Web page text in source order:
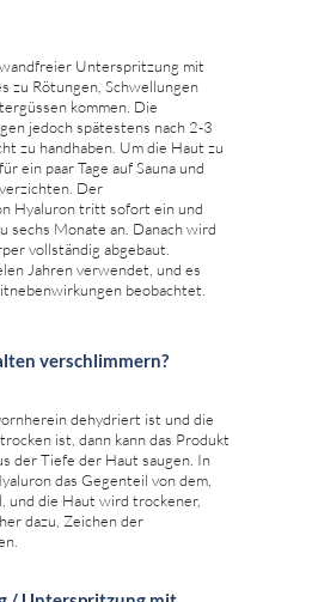
Unterspritzung mit
zu Rötungen, Schwellungen
kommen. Die
jedoch spätestens nach 2-3
zu handhaben. Um die Haut zu
ein paar Tage auf Sauna und
Der
Hyaluron tritt sofort ein und
sechs Monate an. Danach wird
vollständig abgebaut.
Jahren verwendet, und es
beobachtet.
verschlimmern?
dehydriert ist und die
ist, dann kann das Produkt
der Tiefe der Haut saugen. In
das Gegenteil von dem,
und die Haut wird trockener,
dazu, Zeichen der